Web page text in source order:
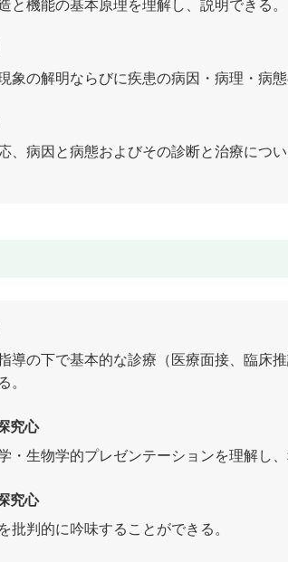
と機能の基本原理を理解し、説明できる。
象の解明ならびに疾患の病因・病理・病
、病因と病態およびその診断と治療につい
導の下で基本的な診療（医療面接、臨床
。
究心
・生物学的プレゼンテーションを理解し
究心
批判的に吟味することができる。